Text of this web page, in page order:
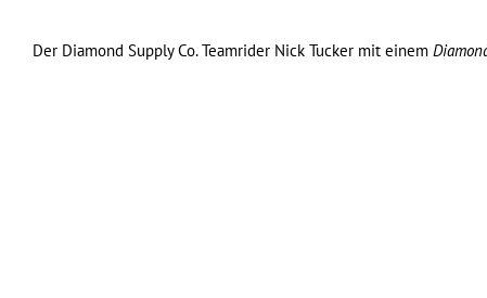
Der Diamond Supply Co.Teamrider Nick Tucker mit einem